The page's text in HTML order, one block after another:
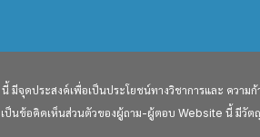
จุดประสงค์เพื่อเป็นประโยชน์ทางวิชาการและ ควา
ข้อคิดเห็นส่วนตัวของผู้ถาม-ผู้ตอบ Website นี้ มีวัตถุป